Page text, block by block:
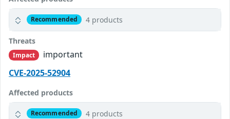
Recommended 4 products
Threats
Impact
important
CVE-2025-52904
Affected products
Recommended 4 products